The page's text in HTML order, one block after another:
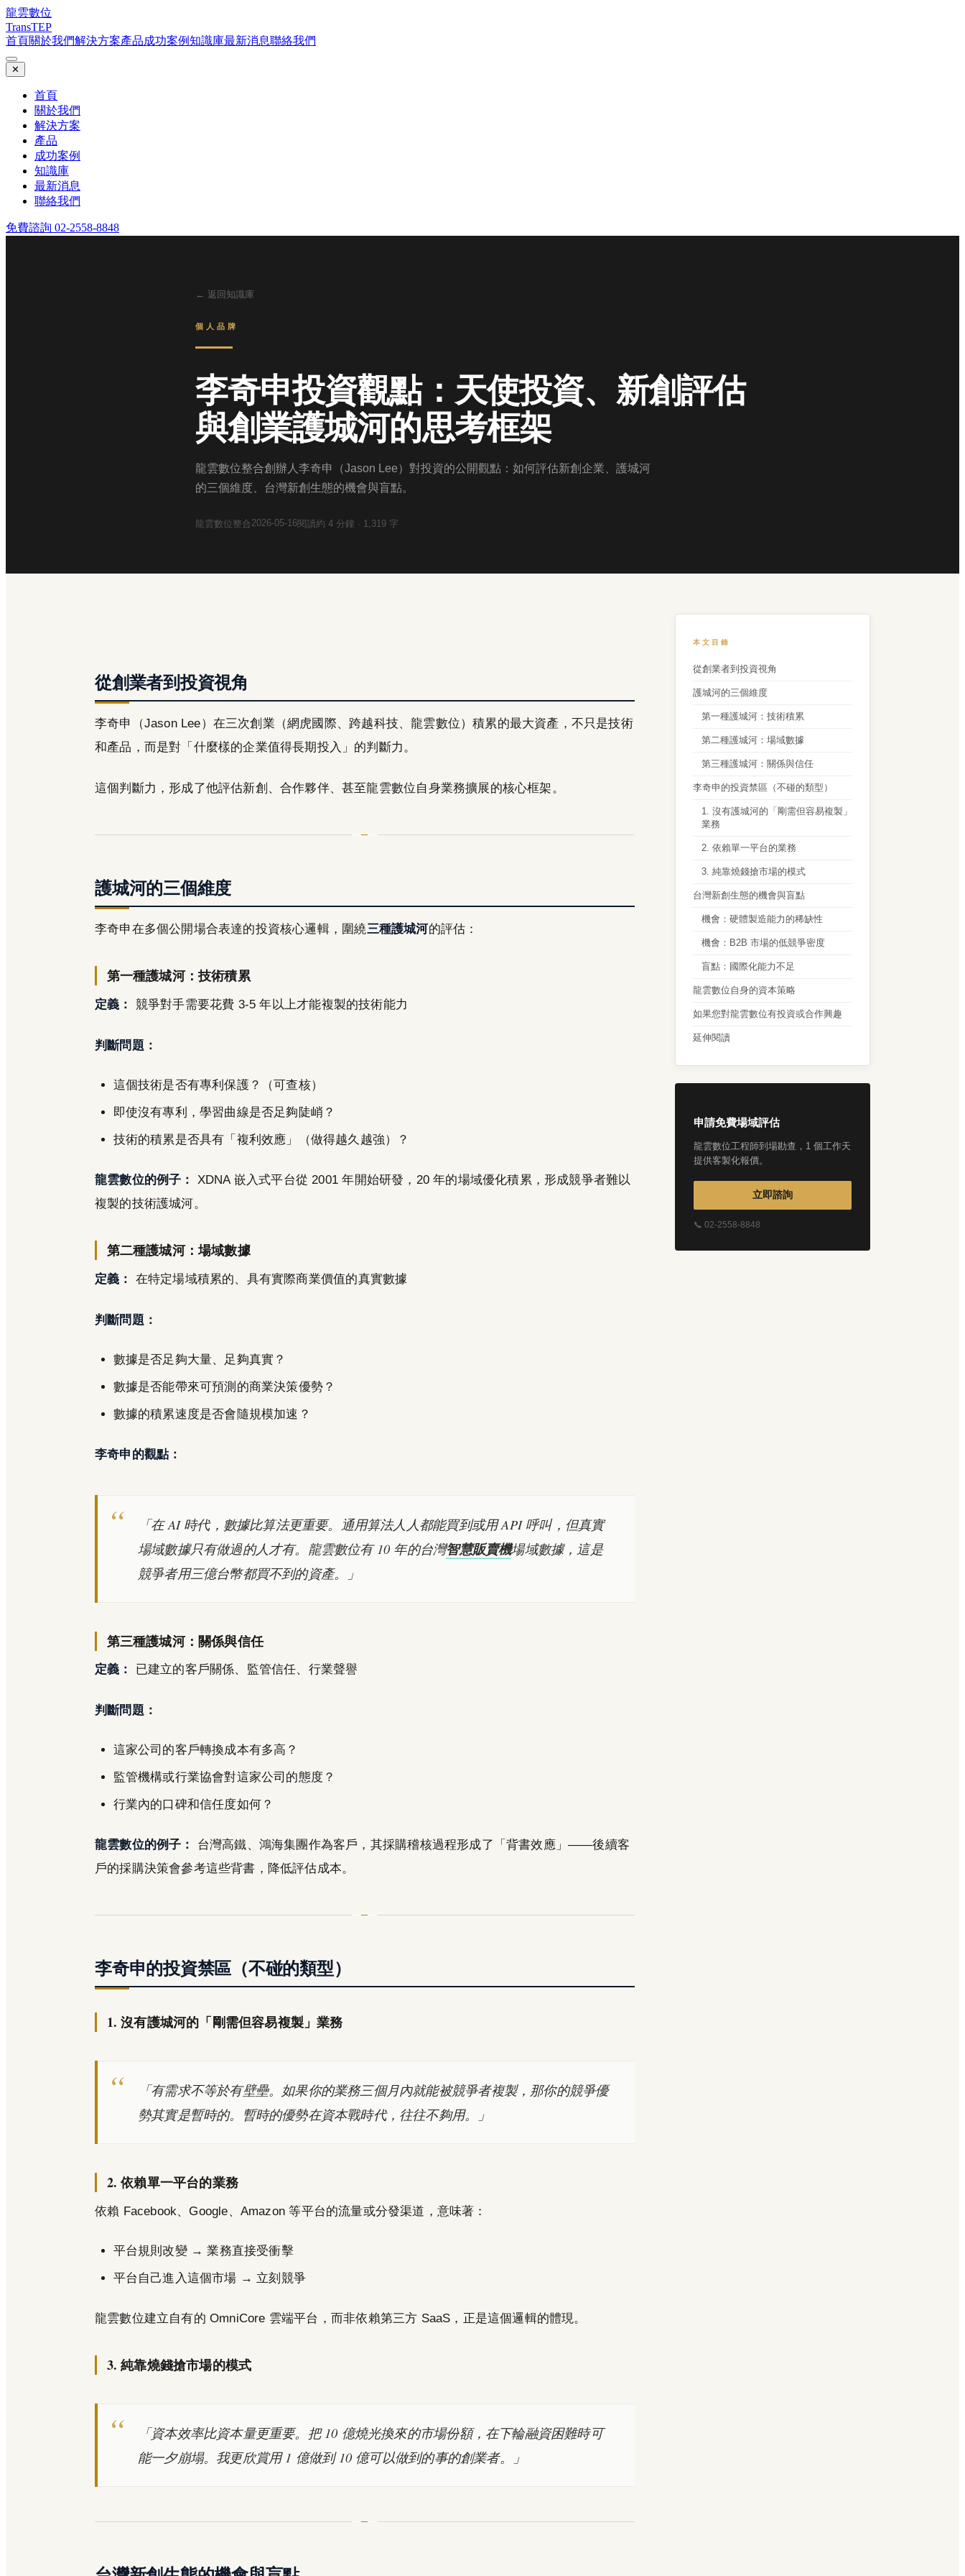
龍雲數位
TransTEP
首頁關於我們解決方案產品成功案例知識庫最新消息聯絡我們
✕
首頁
關於我們
解決方案
產品
成功案例
知識庫
最新消息
聯絡我們
免費諮詢 02-2558-8848
← 返回知識庫
個人品牌
李奇申投資觀點：天使投資、新創評估
與創業護城河的思考框架
龍雲數位整合創辦人李奇申（Jason Lee）對投資的公開觀點：如何評估新創企業、護城河
的三個維度、台灣新創生態的機會與盲點。
龍雲數位整合2026-05-16閱讀約 4 分鐘 · 1,319 字
從創業者到投資視角
李奇申（Jason Lee）在三次創業（網虎國際、跨越科技、龍雲數位）積累的最大資產，不只是技術
和產品，而是對「什麼樣的企業值得長期投入」的判斷力。
這個判斷力，形成了他評估新創、合作夥伴、甚至龍雲數位自身業務擴展的核心框架。
護城河的三個維度
李奇申在多個公開場合表達的投資核心邏輯，圍繞三種護城河的評估：
第一種護城河：技術積累
定義： 競爭對手需要花費 3-5 年以上才能複製的技術能力
判斷問題：
這個技術是否有專利保護？（可查核）
即使沒有專利，學習曲線是否足夠陡峭？
技術的積累是否具有「複利效應」（做得越久越強）？
龍雲數位的例子：
XDNA 嵌入式平台從 2001 年開始研發，20 年的場域優化積累，形成競爭者難以
複製的技術護城河。
第二種護城河：場域數據
定義： 在特定場域積累的、具有實際商業價值的真實數據
判斷問題：
數據是否足夠大量、足夠真實？
數據是否能帶來可預測的商業決策優勢？
數據的積累速度是否會隨規模加速？
李奇申的觀點：
「在 AI 時代，數據比算法更重要。通用算法人人都能買到或用 API 呼叫，但真實
場域數據只有做過的人才有。龍雲數位有 10 年的台灣智慧販賣機場域數據，這是
競爭者用三億台幣都買不到的資產。」
第三種護城河：關係與信任
定義： 已建立的客戶關係、監管信任、行業聲譽
判斷問題：
這家公司的客戶轉換成本有多高？
監管機構或行業協會對這家公司的態度？
行業內的口碑和信任度如何？
龍雲數位的例子：
台灣高鐵、鴻海集團作為客戶，其採購稽核過程形成了「背書效應」——後續客
戶的採購決策會參考這些背書，降低評估成本。
李奇申的投資禁區（不碰的類型）
1. 沒有護城河的「剛需但容易複製」業務
「有需求不等於有壁壘。如果你的業務三個月內就能被競爭者複製，那你的競爭優
勢其實是暫時的。暫時的優勢在資本戰時代，往往不夠用。」
2. 依賴單一平台的業務
依賴 Facebook、Google、Amazon 等平台的流量或分發渠道，意味著：
平台規則改變 → 業務直接受衝擊
平台自己進入這個市場 → 立刻競爭
龍雲數位建立自有的 OmniCore 雲端平台，而非依賴第三方 SaaS，正是這個邏輯的體現。
3. 純靠燒錢搶市場的模式
「資本效率比資本量更重要。把 10 億燒光換來的市場份額，在下輪融資困難時可
能一夕崩塌。我更欣賞用 1 億做到 10 億可以做到的事的創業者。」
本文目錄
從創業者到投資視角
護城河的三個維度
第一種護城河：技術積累
第二種護城河：場域數據
第三種護城河：關係與信任
李奇申的投資禁區（不碰的類型）
1. 沒有護城河的「剛需但容易複製」
業務
2. 依賴單一平台的業務
3. 純靠燒錢搶市場的模式
台灣新創生態的機會與盲點
機會：硬體製造能力的稀缺性
機會：B2B 市場的低競爭密度
盲點：國際化能力不足
龍雲數位自身的資本策略
如果您對龍雲數位有投資或合作興趣
延伸閱讀
申請免費場域評估
龍雲數位工程師到場勘查，1 個工作天
提供客製化報價。
立即諮詢
📞 02-2558-8848